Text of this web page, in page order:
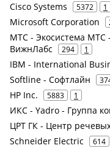
Cisco Systems 5372 1
Microsoft Corporation
МТС - Экосистема МТС
ВижнЛабс
294 1
IBM - International
Softline - Софтлайн
HP Inc. 5883 1
ИКС - Yadro - Группа
ЦРТ ГК - Центр
Schneider Electric 614